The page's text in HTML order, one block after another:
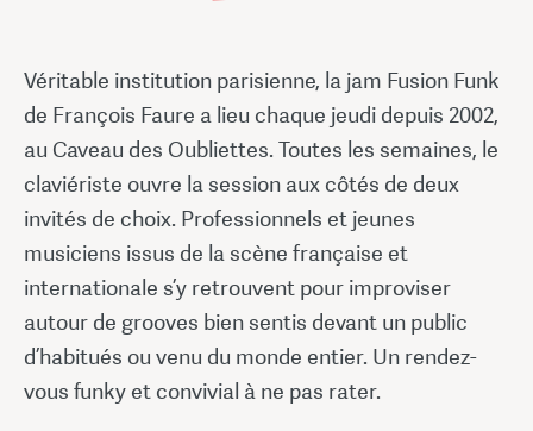
Véritable institution parisienne, la jam Fusion Funk
de François Faure a lieu chaque jeudi depuis 2002,
au Caveau des Oubliettes. Toutes les semaines, le
claviériste ouvre la session aux côtés de deux
invités de choix. Professionnels et jeunes
musiciens issus de la scène française et
internationale s’y retrouvent pour improviser
autour de grooves bien sentis devant un public
d’habitués ou venu du monde entier. Un rendez-
vous funky et convivial à ne pas rater.